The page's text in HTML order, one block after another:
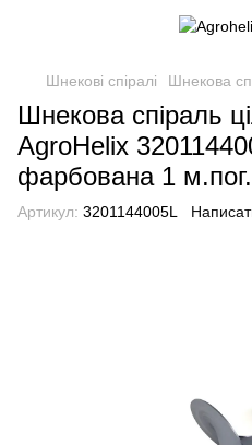
Шнекові спіралі Шнекова
Шнекова спіраль
AgroHelix
фарбована 1 м.пог.
Артикул: 3201144005L